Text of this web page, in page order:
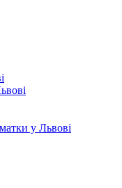
у Львові